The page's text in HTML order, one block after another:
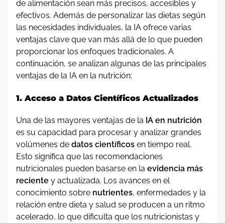
de alimentación sean más precisos, accesibles y
efectivos. Además de personalizar las dietas según
las necesidades individuales, la IA ofrece varias
ventajas clave que van más allá de lo que pueden
proporcionar los enfoques tradicionales. A
continuación, se analizan algunas de las principales
ventajas de la IA en la nutrición:
1. Acceso a Datos Científicos Actualizados
Una de las mayores ventajas de la IA en nutrición
es su capacidad para procesar y analizar grandes
volúmenes de datos científicos en tiempo real.
Esto significa que las recomendaciones
nutricionales pueden basarse en la evidencia más
reciente y actualizada. Los avances en el
conocimiento sobre nutrientes, enfermedades y la
relación entre dieta y salud se producen a un ritmo
acelerado, lo que dificulta que los nutricionistas y